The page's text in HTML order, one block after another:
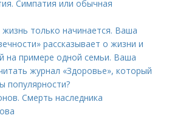
Симпатия или обычная
только начинается. Ваша
рассказывает о жизни и
на примере одной семьи. Ваша
журнал «Здоровье», который
популярности?
Смерть наследника